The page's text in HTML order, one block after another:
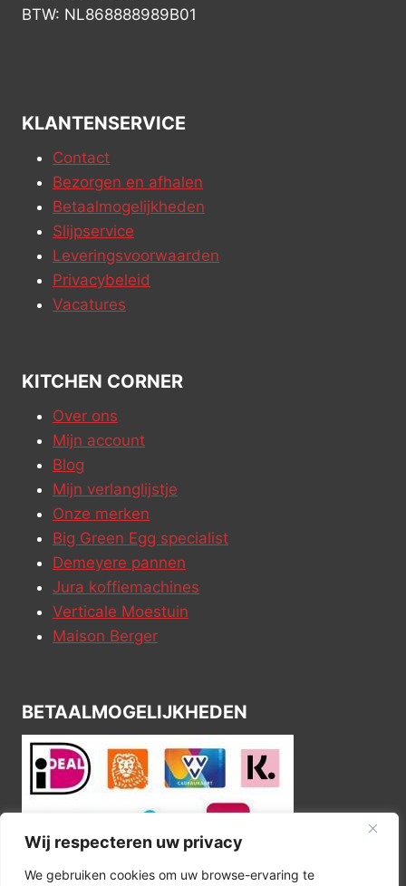
Wij respecteren uw privacy
We gebruiken cookies om uw browse-ervaring te
BTW: NL868888989B01
KLANTENSERVICE
Contact
Bezorgen en afhalen
Betaalmogelijkheden
Slijpservice
Leveringsvoorwaarden
Privacybeleid
Vacatures
KITCHEN CORNER
Over ons
Mijn account
Blog
Mijn verlanglijstje
Onze merken
Big Green Egg specialist
Demeyere pannen
Jura koffiemachines
Verticale Moestuin
Maison Berger
BETAALMOGELIJKHEDEN